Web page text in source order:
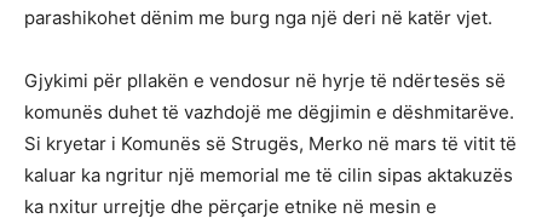
parashikohet dënim me burg nga një deri në katër vjet.
Gjykimi për pllakën e vendosur në hyrje të ndërtesës së
komunës duhet të vazhdojë me dëgjimin e dëshmitarëve.
Si kryetar i Komunës së Strugës, Merko në mars të vitit të
kaluar ka ngritur një memorial me të cilin sipas aktakuzës
ka nxitur urrejtje dhe përçarje etnike në mesin e